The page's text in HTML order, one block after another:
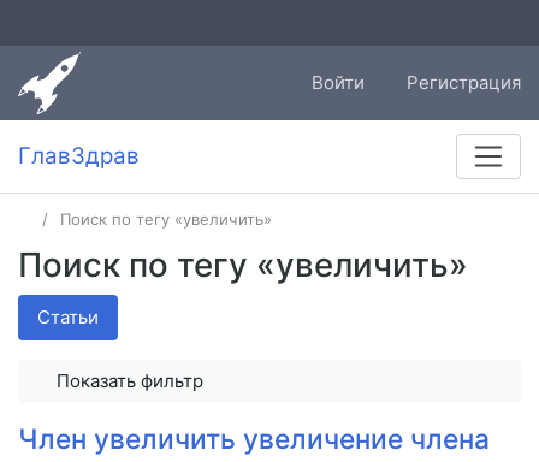
Войти Регистрация
ГлавЗдрав
Поиск по тегу «увеличить»
Поиск по тегу «увеличить»
Статьи
Показать фильтр
Член увеличить увеличение члена